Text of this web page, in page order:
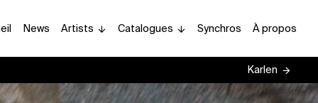
News Artists Catalogues Synchros À propos
Karlen